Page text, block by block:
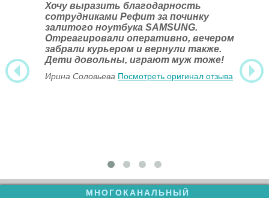
Хочу выразить благодарность
сотрудниками Рефит за починку
залитого ноутбука SAMSUNG.
Отреагировали оперативно, вечером
забрали курьером и вернули также.
Дети довольны, играют муж тоже!
Ирина Соловьева Посмотреть оригинал отзыва
МНОГОКАНАЛЬНЫЙ